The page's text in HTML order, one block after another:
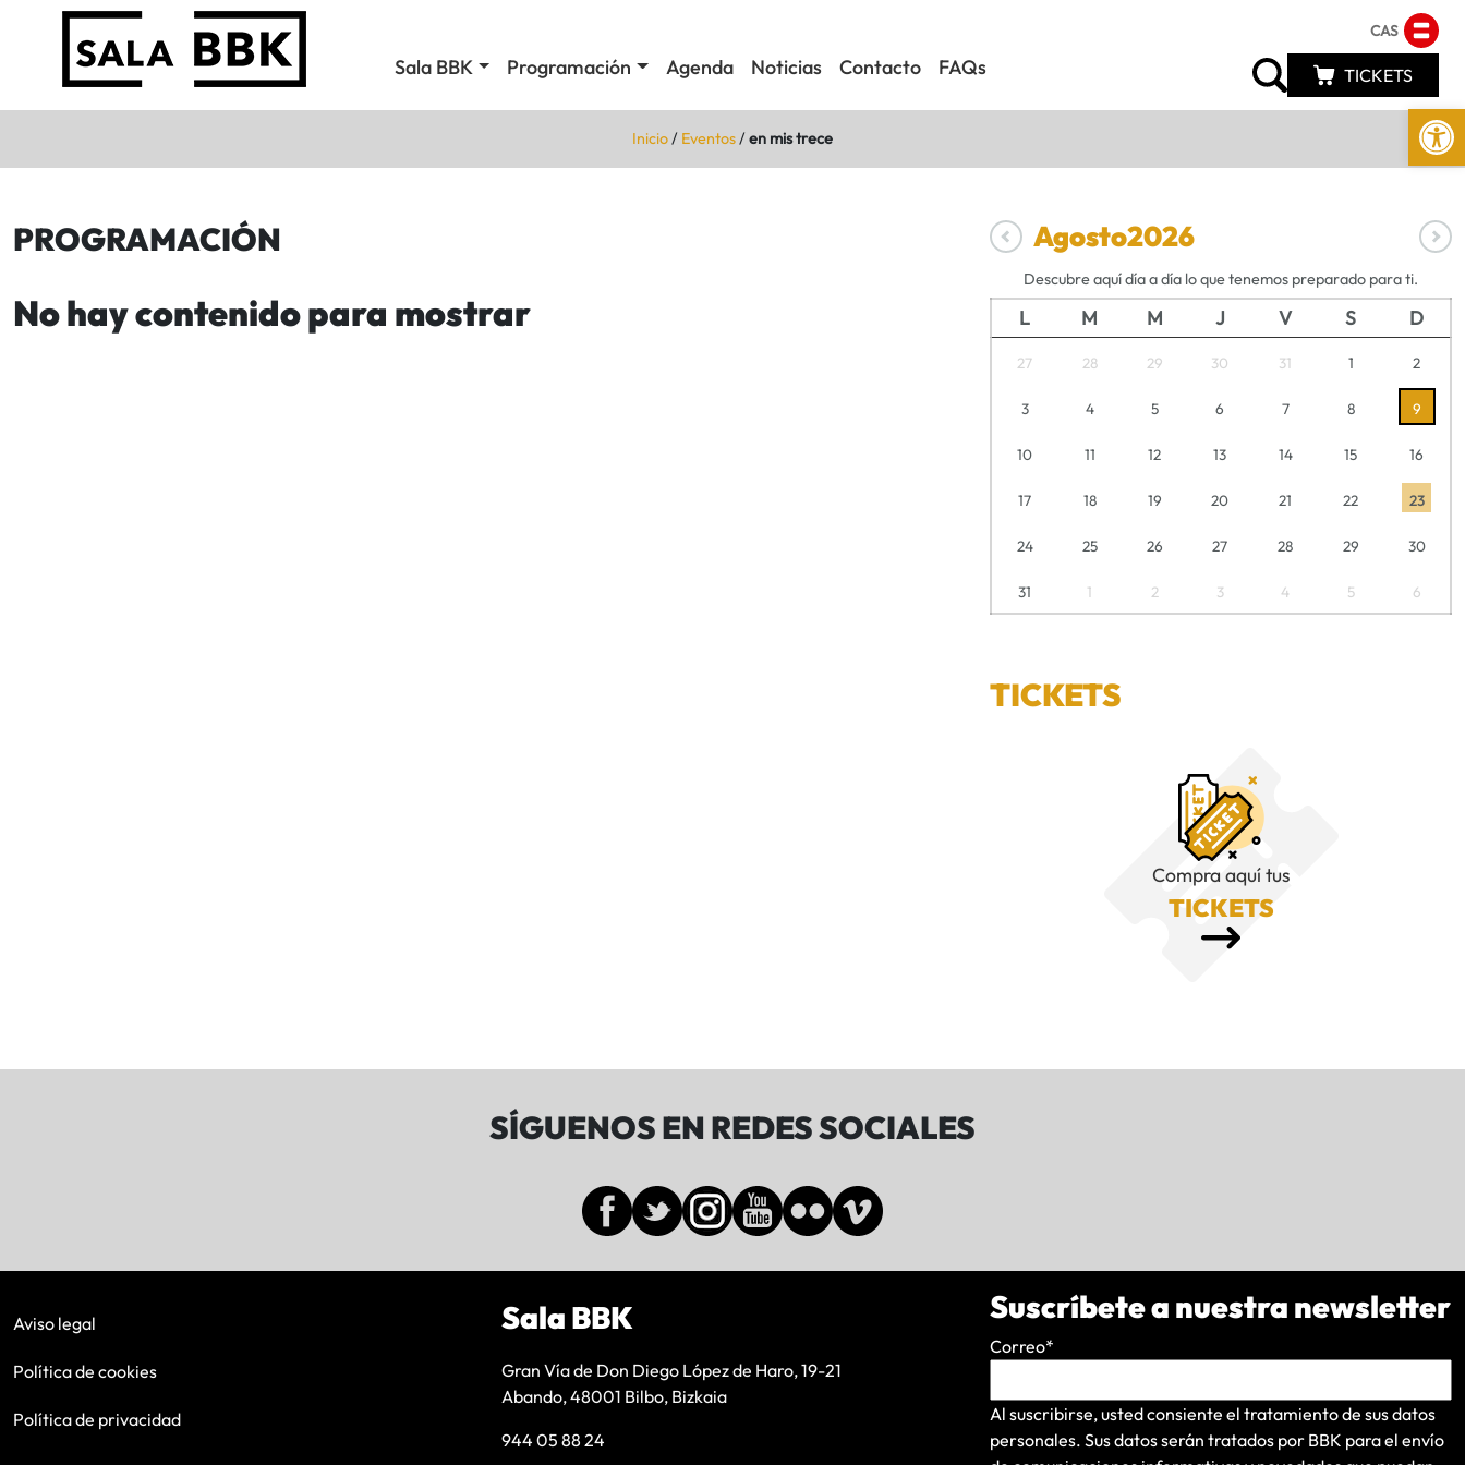
Abrir
Sala BBK Programación Agenda Noticias Contacto FAQs
CAS
TICKETS
Inicio/ Eventos/en mis trece
PROGRAMACIÓN
No hay contenido para mostrar
Agosto2026
Descubre aquí día a día lo que tenemos preparado para ti.
L M M J V S D
27 28 29 30 31 1 2
3 4 5 6 7 8 9
10 11 12 13 14 15 16
17 18 19 20 21 22 23
24 25 26 27 28 29 30
31 1 2 3 4 5 6
TICKETS
Compra aquí tus
TICKETS
SÍGUENOS EN REDES SOCIALES
Aviso legal
Política de cookies
Política de privacidad
Sala BBK
Gran Vía de Don Diego López de Haro, 19-21
Abando, 48001 Bilbo, Bizkaia
944 05 88 24
Suscríbete a nuestra newsletter
Correo*
Al suscribirse, usted consiente el tratamiento de sus datos
personales. Sus datos serán tratados por BBK para el envío